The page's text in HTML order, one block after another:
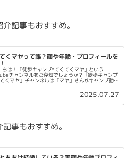
記事もおすすめ。
くマヤって誰？顔や年齢・プロフィールを
ちは！「徒歩キャンプ*てくてくマヤ」という
チャンネルをご存知でしょうか？「徒歩キャンプ
くマヤ」チャンネルは「マヤ」さんがキャンプ動画
2025.07.27
事もおすすめ。